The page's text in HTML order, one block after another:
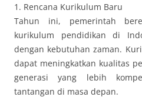
1. Rencana Kurikulum Baru
Tahun ini, pemerintah
kurikulum pendidikan di
dengan kebutuhan zaman.
dapat meningkatkan kualitas
generasi yang lebih
tantangan di masa depan.